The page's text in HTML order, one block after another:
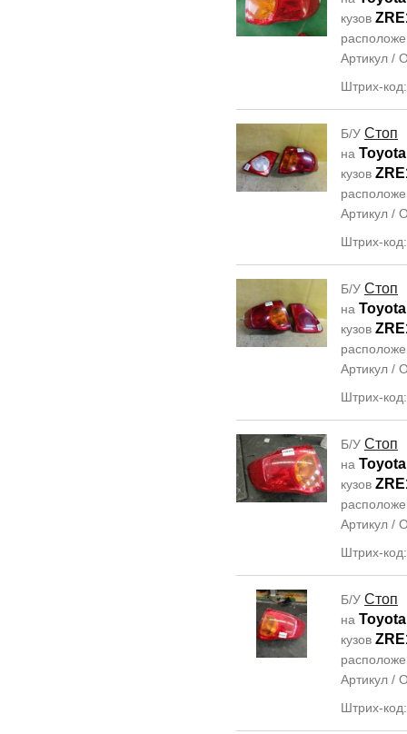
кузов
Артикул /
Штрих-
Б/У Стоп
на
кузов
Артикул /
Штрих-
Б/У Стоп
на
кузов
Артикул /
Штрих-
Б/У Стоп
на
кузов
Артикул /
Штрих-
Б/У Стоп
на
кузов
Артикул /
Штрих-